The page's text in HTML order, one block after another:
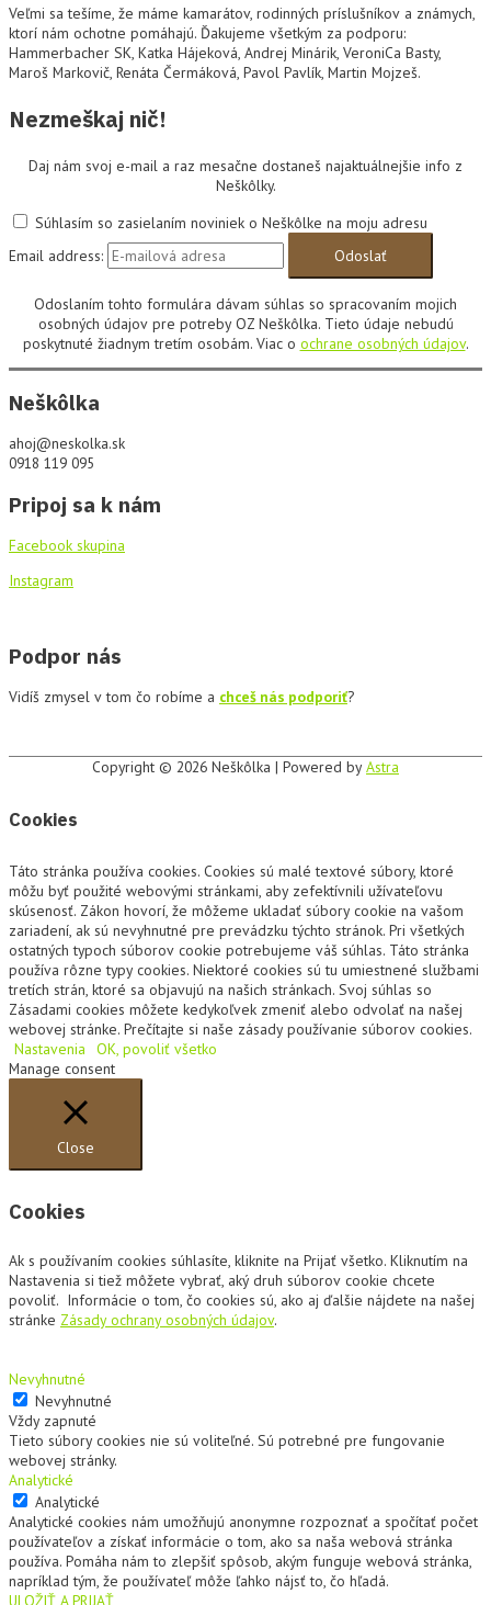
Veľmi sa tešíme, že máme kamarátov, rodinných príslušníkov a známych,
ktorí nám ochotne pomáhajú. Ďakujeme všetkým za podporu:
Hammerbacher SK, Katka Hájeková, Andrej Minárik, VeroniCa Basty,
Maroš Markovič, Renáta Čermáková, Pavol Pavlík, Martin Mojzeš.
Nezmeškaj nič!
Daj nám svoj e-mail a raz mesačne dostaneš najaktuálnejšie info z
Neškôlky.
Súhlasím so zasielaním noviniek o Neškôlke na moju adresu
Email address:
Odoslaním tohto formulára dávam súhlas so spracovaním mojich
osobných údajov pre potreby OZ Neškôlka. Tieto údaje nebudú
poskytnuté žiadnym tretím osobám. Viac o ochrane osobných údajov.
Neškôlka
ahoj@neskolka.sk
0918 119 095
Pripoj sa k nám
Facebook skupina
Instagram
Podpor nás
Vidíš zmysel v tom čo robíme a chceš nás podporiť?
Copyright © 2026 Neškôlka | Powered by Astra
Cookies
Táto stránka používa cookies. Cookies sú malé textové súbory, ktoré
môžu byť použité webovými stránkami, aby zefektívnili užívateľovu
skúsenosť. Zákon hovorí, že môžeme ukladať súbory cookie na vašom
zariadení, ak sú nevyhnutné pre prevádzku týchto stránok. Pri všetkých
ostatných typoch súborov cookie potrebujeme váš súhlas. Táto stránka
používa rôzne typy cookies. Niektoré cookies sú tu umiestnené službami
tretích strán, ktoré sa objavujú na našich stránkach. Svoj súhlas so
Zásadami cookies môžete kedykoľvek zmeniť alebo odvolať na našej
webovej stránke. Prečítajte si naše zásady používanie súborov cookies.
Nastavenia
OK, povoliť všetko
Manage consent
Close
Cookies
Ak s používaním cookies súhlasíte, kliknite na Prijať všetko. Kliknutím na
Nastavenia si tiež môžete vybrať, aký druh súborov cookie chcete
povoliť. Informácie o tom, čo cookies sú, ako aj ďalšie nájdete na našej
stránke Zásady ochrany osobných údajov.
Nevyhnutné
Nevyhnutné
Vždy zapnuté
Tieto súbory cookies nie sú voliteľné. Sú potrebné pre fungovanie
webovej stránky.
Analytické
Analytické
Analytické cookies nám umožňujú anonymne rozpoznať a spočítať počet
používateľov a získať informácie o tom, ako sa naša webová stránka
používa. Pomáha nám to zlepšiť spôsob, akým funguje webová stránka,
napríklad tým, že používateľ môže ľahko nájsť to, čo hľadá.
ULOŽIŤ A PRIJAŤ